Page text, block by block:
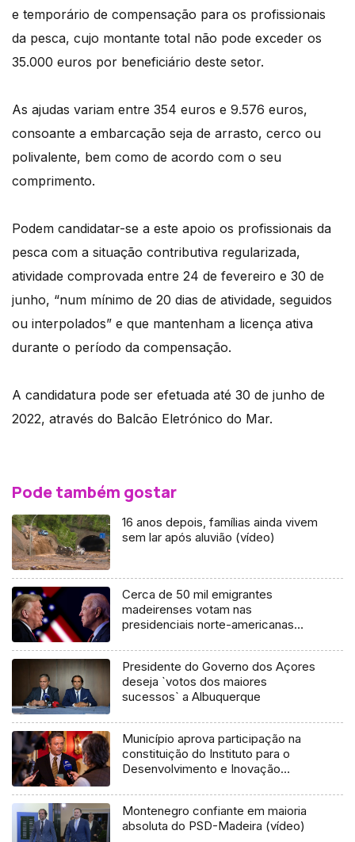
e temporário de compensação para os profissionais
da pesca, cujo montante total não pode exceder os
35.000 euros por beneficiário deste setor.
As ajudas variam entre 354 euros e 9.576 euros,
consoante a embarcação seja de arrasto, cerco ou
polivalente, bem como de acordo com o seu
comprimento.
Podem candidatar-se a este apoio os profissionais da
pesca com a situação contributiva regularizada,
atividade comprovada entre 24 de fevereiro e 30 de
junho, “num mínimo de 20 dias de atividade, seguidos
ou interpolados” e que mantenham a licença ativa
durante o período da compensação.
A candidatura pode ser efetuada até 30 de junho de
2022, através do Balcão Eletrónico do Mar.
Pode também gostar
16 anos depois, famílias ainda vivem
sem lar após aluvião (vídeo)
Cerca de 50 mil emigrantes
madeirenses votam nas
presidenciais norte-americanas
Presidente do Governo dos Açores
deseja `votos dos maiores
sucessos` a Albuquerque
Município aprova participação na
constituição do Instituto para o
Desenvolvimento e Inovação
Montenegro confiante em maioria
absoluta do PSD-Madeira (vídeo)